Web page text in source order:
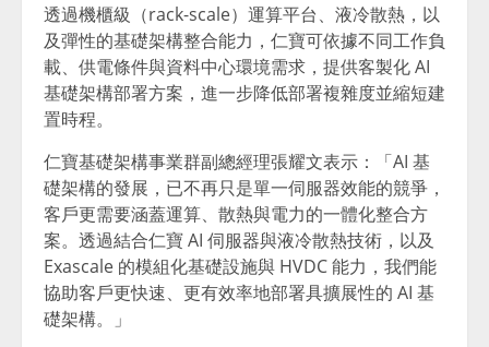
透過機櫃級（rack-scale）運算平台、液冷散熱，以
及彈性的基礎架構整合能力，仁寶可依據不同工作負
載、供電條件與資料中心環境需求，提供客製化 AI
基礎架構部署方案，進一步降低部署複雜度並縮短建
置時程。
仁寶基礎架構事業群副總經理張耀文表示：「AI 基
礎架構的發展，已不再只是單一伺服器效能的競爭，
客戶更需要涵蓋運算、散熱與電力的一體化整合方
案。透過結合仁寶 AI 伺服器與液冷散熱技術，以及
Exascale 的模組化基礎設施與 HVDC 能力，我們能
協助客戶更快速、更有效率地部署具擴展性的 AI 基
礎架構。」